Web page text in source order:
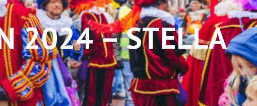
2024 – STELLA